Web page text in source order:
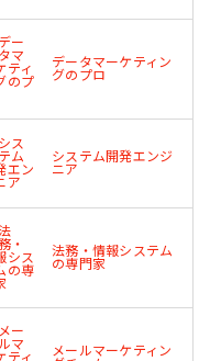
データマーケティン
グのプロ
システム開発エンジ
ニア
法務・情報システム
の専門家
メールマーケティン